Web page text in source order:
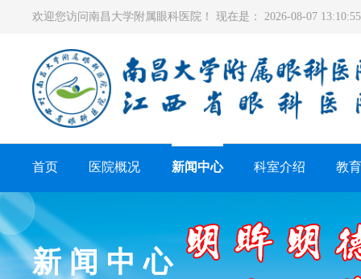
欢迎您访问南昌大学附属眼科医院！ 现在是： 2026-08-07
首页 医院概况 新闻中心 科室介绍 教
新闻中心